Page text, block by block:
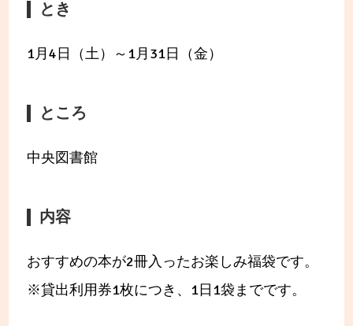
とき
1月4日（土）～1月31日（金）
ところ
中央図書館
内容
おすすめの本が2冊入ったお楽しみ福袋です。
※貸出利用券1枚につき、1日1袋までです。